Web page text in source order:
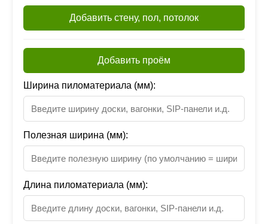
Добавить стену, пол, потолок
Добавить проём
Ширина пиломатериала (мм):
Полезная ширина (мм):
Длина пиломатериала (мм):